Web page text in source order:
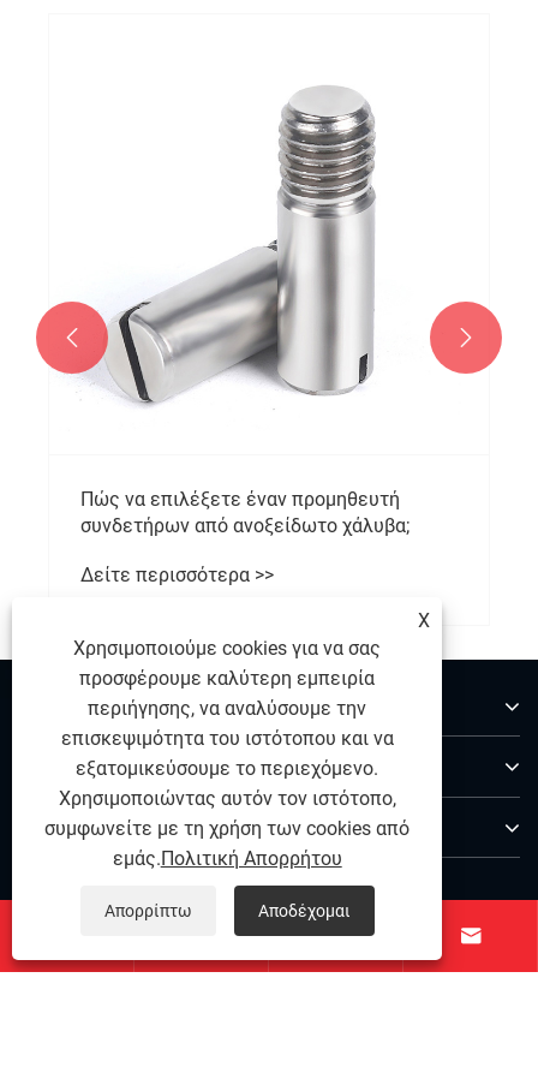
Πώς να επιλέξετε έναν προμηθευτή
συνδετήρων από ανοξείδωτο χάλυβα;
Δείτε περισσότερα >>
 
Σχετικά με εμάς
Προϊόντα
Επικοινωνήστε μαζί μας
 
X
Χρησιμοποιούμε cookies για να σας
προσφέρουμε καλύτερη εμπειρία
περιήγησης, να αναλύσουμε την
επισκεψιμότητα του ιστότοπου και να
εξατομικεύσουμε το περιεχόμενο.
Χρησιμοποιώντας αυτόν τον ιστότοπο,
συμφωνείτε με τη χρήση των cookies από
εμάς.Πολιτική Απορρήτου
Απορρίπτω Αποδέχομαι